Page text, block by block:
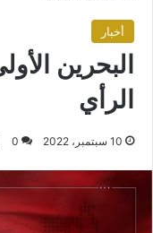
أخبار
البحرين
الرأي
10 سبتمبر، 2022 0